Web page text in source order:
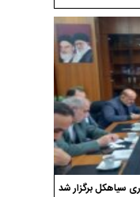
سیاهکل برگزار شد